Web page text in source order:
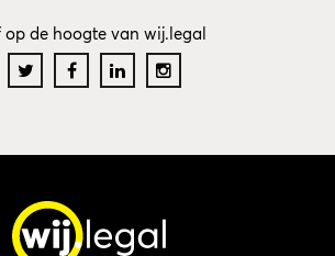
op de hoogte van wij.legal